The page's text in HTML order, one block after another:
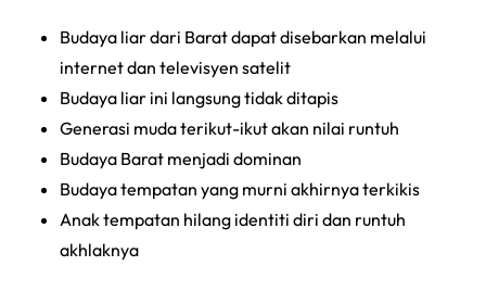
Budaya liar dari Barat dapat disebarkan melalui
internet dan televisyen satelit
Budaya liar ini langsung tidak ditapis
Generasi muda terikut-ikut akan nilai runtuh
Budaya Barat menjadi dominan
Budaya tempatan yang murni akhirnya terkikis
Anak tempatan hilang identiti diri dan runtuh
akhlaknya